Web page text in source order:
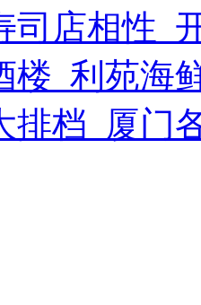
司店相性_
楼_利苑海
排档_厦门